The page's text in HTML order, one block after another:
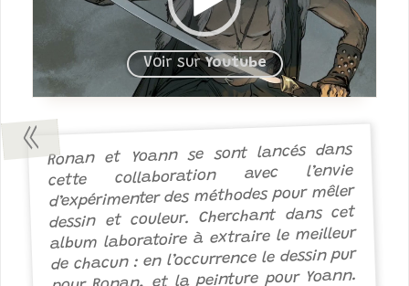
Voir surYoutube
Ronan et Yoann se sont lancés dans
cette collaboration avec l’envie
d’expérimenter des méthodes pour mêler
dessin et couleur. Cherchant dans cet
album laboratoire à extraire le meilleur
de chacun : en l’occurrence le dessin pur